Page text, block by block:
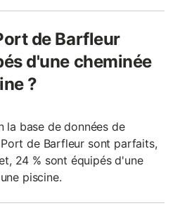
de Barfleur
d'une cheminée
?
la base de données de
de Barfleur sont parfaits,
24 % sont équipés d'une
piscine.